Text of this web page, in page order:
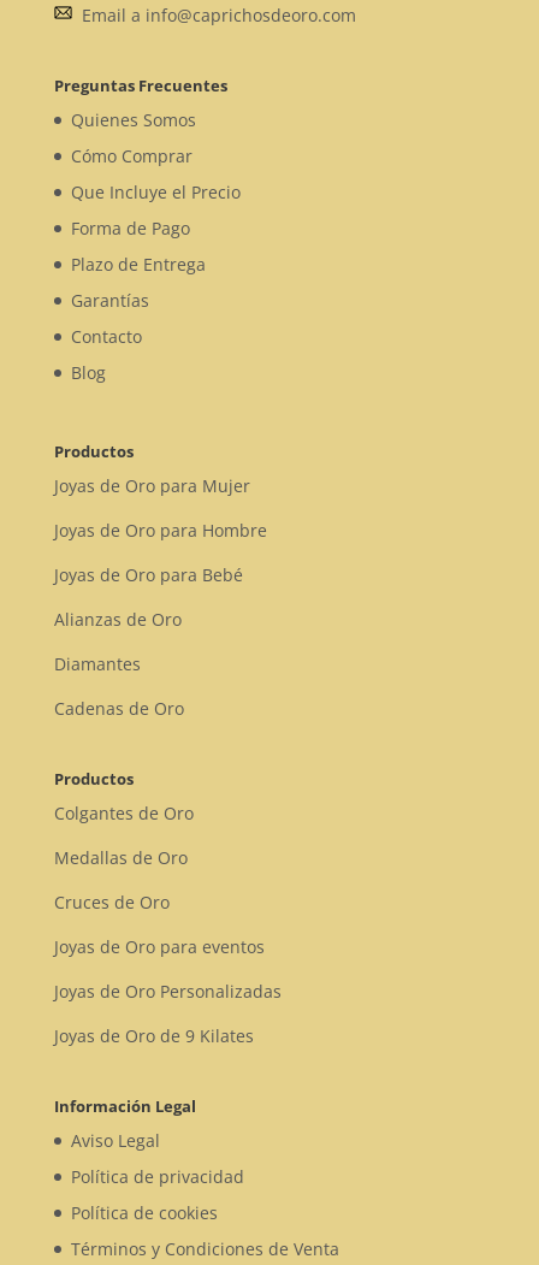
Email a info@caprichosdeoro.com
Preguntas Frecuentes
Quienes Somos
Cómo Comprar
Que Incluye el Precio
Forma de Pago
Plazo de Entrega
Garantías
Contacto
Blog
Productos
Joyas de Oro para Mujer
Joyas de Oro para Hombre
Joyas de Oro para Bebé
Alianzas de Oro
Diamantes
Cadenas de Oro
Productos
Colgantes de Oro
Medallas de Oro
Cruces de Oro
Joyas de Oro para eventos
Joyas de Oro Personalizadas
Joyas de Oro de 9 Kilates
Información Legal
Aviso Legal
Política de privacidad
Política de cookies
Términos y Condiciones de Venta